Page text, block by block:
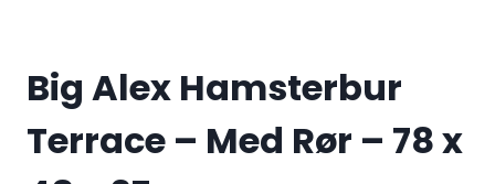
Big Alex Hamsterbur
Terrace – Med Rør – 78 x